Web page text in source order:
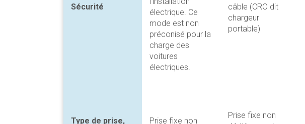
Sécurité
électrique. Ce
mode est non
préconisé pour la
charge des
voitures
électriques.
câble (CRO dit
chargeur
portable)
Type de prise,
Prise fixe non
Prise fixe non